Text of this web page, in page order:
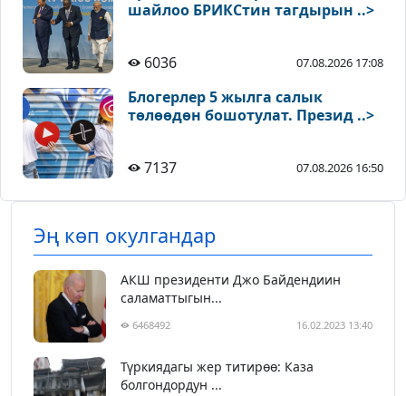
шайлоо БРИКСтин тагдырын ..>
6036 07.08.2026 17:08
Блогерлер 5 жылга салык
төлөөдөн бошотулат. Презид ..>
7137 07.08.2026 16:50
Эң көп окулгандар
АКШ президенти Джо Байдендиин
саламаттыгын...
6468492 16.02.2023 13:40
Түркиядагы жер титирөө: Каза
болгондордун ...